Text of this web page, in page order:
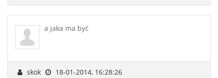
a jaka ma być
skok
18-01-2014, 16:28:26